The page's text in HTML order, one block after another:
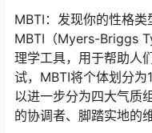
MBTI：发现你的性格类
MBTI（Myers-Briggs
理学工具，用于帮助人
试，MBTI将个体划分
以进一步分为四大气
的协调者、脚踏实地的